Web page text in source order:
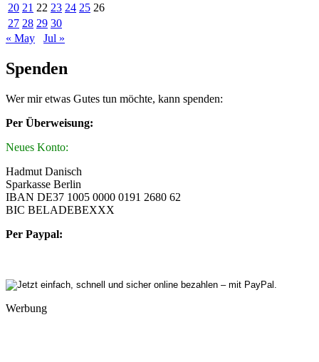
20 21 22 23 24 25 26
27 28 29 30
« May
Jul »
Spenden
Wer mir etwas Gutes tun möchte, kann spenden:
Per Überweisung:
Neues Konto:
Hadmut Danisch
Sparkasse Berlin
IBAN DE37 1005 0000 0191 2680 62
BIC BELADEBEXXX
Per Paypal:
Werbung